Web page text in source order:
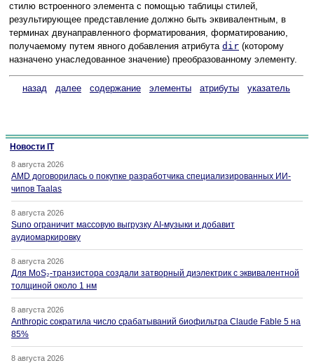
стилю встроенного элемента с помощью таблицы стилей,
результирующее представление должно быть эквивалентным, в
терминах двунаправленного форматирования, форматированию,
получаемому путем явного добавления атрибута dir (которому
назначено унаследованное значение) преобразованному элементу.
назад далее содержание элементы атрибуты указатель
Новости IT
8 августа 2026
AMD договорилась о покупке разработчика специализированных ИИ-
чипов Taalas
8 августа 2026
Suno ограничит массовую выгрузку AI-музыки и добавит
аудиомаркировку
8 августа 2026
Для MoS₂-транзистора создали затворный диэлектрик с эквивалентной
толщиной около 1 нм
8 августа 2026
Anthropic сократила число срабатываний биофильтра Claude Fable 5 на
85%
8 августа 2026